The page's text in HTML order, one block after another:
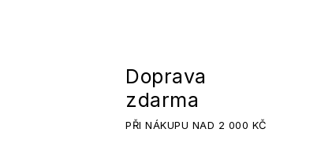
Doprava
zdarma
PŘI NÁKUPU NAD 2 000 KČ